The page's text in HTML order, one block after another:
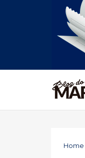
Home